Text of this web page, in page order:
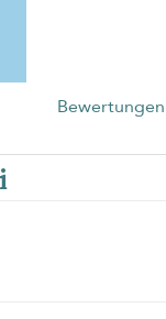
Bewertungen